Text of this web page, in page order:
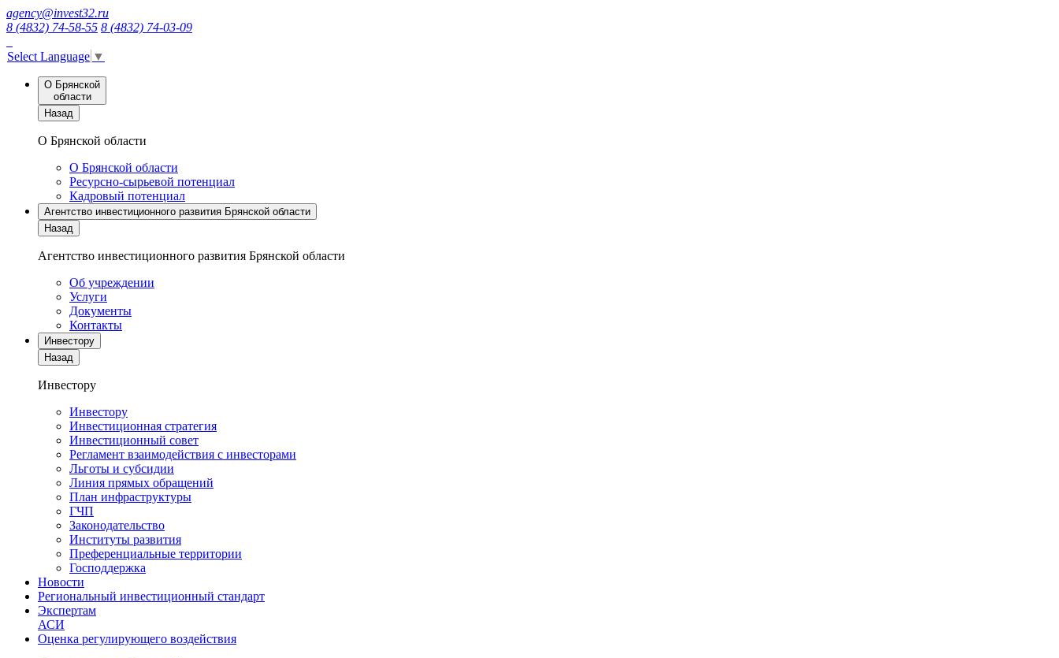
agency@invest32.ru
8 (4832) 74-58-55 8 (4832) 74-03-09
Select Language ▼
О Брянской
области
Назад
О Брянской области
О Брянской области
Ресурсно-сырьевой потенциал
Кадровый потенциал
Агентство инвестиционного развития Брянской области
Назад
Агентство инвестиционного развития Брянской области
Об учреждении
Услуги
Документы
Контакты
Инвестору
Назад
Инвестору
Инвестору
Инвестиционная стратегия
Инвестиционный совет
Регламент взаимодействия с инвесторами
Льготы и субсидии
Линия прямых обращений
План инфраструктуры
ГЧП
Законодательство
Институты развития
Преференциальные территории
Господдержка
Новости
Региональный инвестиционный стандарт
Экспертам
АСИ
Оценка регулирующего воздействия